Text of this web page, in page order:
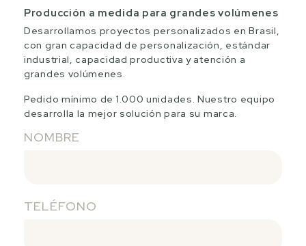
Producción a medida para grandes volúmenes
Desarrollamos proyectos personalizados en Brasil,
con gran capacidad de personalización, estándar
industrial, capacidad productiva y atención a
grandes volúmenes.
Pedido mínimo de 1.000 unidades. Nuestro equipo
desarrolla la mejor solución para su marca.
NOMBRE
TELÉFONO